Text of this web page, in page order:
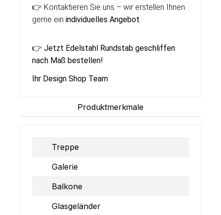
👉 Kontaktieren Sie uns – wir erstellen Ihnen
gerne ein individuelles Angebot.
👉 Jetzt Edelstahl Rundstab geschliffen
nach Maß bestellen!
Ihr Design Shop Team
Produktmerkmale
Treppe
Galerie
Balkone
Glasgeländer